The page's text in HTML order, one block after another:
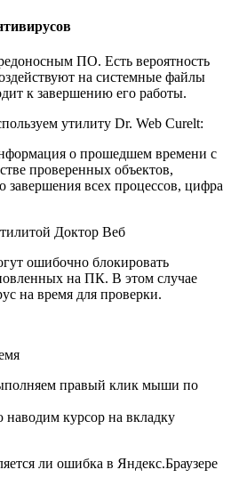
ПО. Есть вероятность
на системные файлы
к завершению его работы.
утилиту Dr. Web Curelt:
о прошедшем времени с
проверенных объектов,
завершения всех процессов, цифра
ошибочно блокировать
на ПК. В этом случае
на время для проверки.
правый клик мыши по
курсор на вкладку
ли ошибка в Яндекс.Браузере